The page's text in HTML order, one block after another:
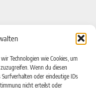
Technologien wie Cookies, um
Wenn du diesen
oder eindeutige IDs
nicht erteilst oder